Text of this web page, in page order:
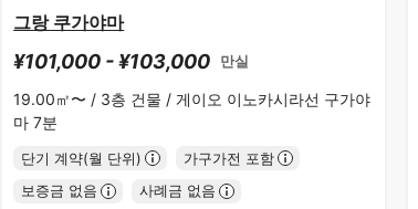
그랑 쿠가야마
¥101,000 - ¥103,000 만실
19.00㎡〜 / 3층 건물 / 게이오 이노카시라선 구가야
마 7분
단기 계약(월 단위)
가구가전 포함
보증금 없음
사례금 없음